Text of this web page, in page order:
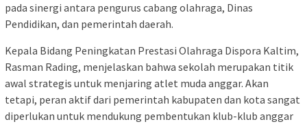
pada sinergi antara pengurus cabang olahraga, Dinas
Pendidikan, dan pemerintah daerah.
Kepala Bidang Peningkatan Prestasi Olahraga Dispora Kaltim,
Rasman Rading, menjelaskan bahwa sekolah merupakan titik
awal strategis untuk menjaring atlet muda anggar. Akan
tetapi, peran aktif dari pemerintah kabupaten dan kota sangat
diperlukan untuk mendukung pembentukan klub-klub anggar